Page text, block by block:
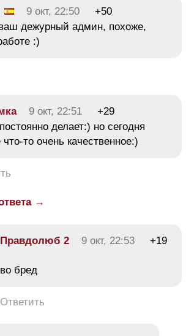
9 окт, 22:50
+50
дежурный админ, похоже,
:)
9 окт, 22:51
+29
делает:) но сегодня
то очень качественное:)
→
Правдолюб 2 9 окт, 22:53 +19
во бред
Ответить